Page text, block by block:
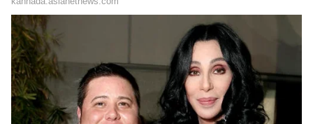
ನಿಷ್ಪಕ್ಷಪಾತ ಚುನಾವಣೆ ಅಗತ್ಯ. ಕೋಲಾರ ಜಿಲ್ಲೆಯಲ್ಲಿ ಅಪರ
ಜಿಲ್ಲಾಧಿಕಾರಿಯಾಗಿ ಸೇವೆ ಸಲ್ಲಿಸುವಾಗ ಚುನಾವಣಾ ಕರ್ತವ್ಯ
ನಿರ್ವಹಿಸಿದ ಬಗ್ಗೆ ಮಾಹಿತಿ ಹಂಚಿಕೊಳ್ಳುತ್ತಾ, ಚುನಾವಣೆ
ಸಂದರ್ಭದಲ್ಲಿ ಸಾಮಾನ್ಯವಾಗಿ ಎದುರಾಗಬಹುದಾದ
ಸಮಸ್ಯೆಗಳ ಬಗ್ಗೆ ಚಿತ್ರಣ ನೀಡಿದರು.